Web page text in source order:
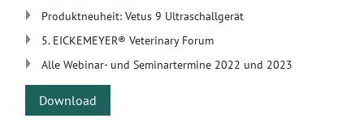
Produktneuheit: Vetus 9 Ultraschallgerät
5. EICKEMEYER® Veterinary Forum
Alle Webinar- und Seminartermine 2022 und 2023
Download